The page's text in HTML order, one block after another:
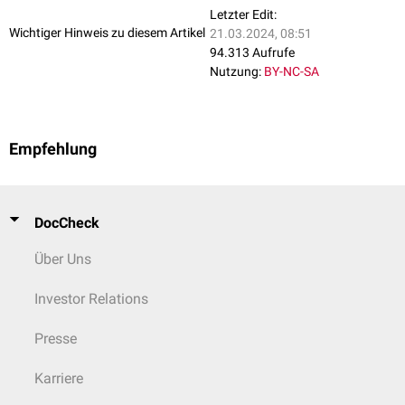
Wichtiger Hinweis zu diesem Artikel
Letzter Edit:
21.03.2024, 08:51
94.313 Aufrufe
Nutzung: BY-NC-SA
Empfehlung
DocCheck
Über Uns
Investor Relations
Presse
Karriere